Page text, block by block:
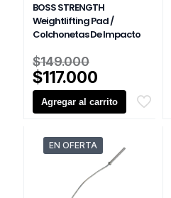
BOSS STRENGTH
Weightlifting Pad /
Colchonetas De Impacto
$149.000
precio
original
era:
$117.000
precio
actual
$117.000.
Agregar al carrito
EN OFERTA